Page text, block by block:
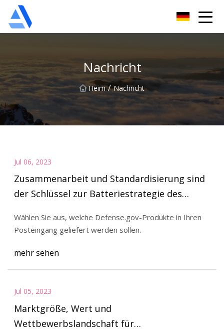
Nachricht
Heim / Nachricht
Jul 06, 2023
Zusammenarbeit und Standardisierung sind
der Schlüssel zur Batteriestrategie des
Energieziele der USA > US-
Verteidigungsministeriums
Wählen Sie aus, welche Defense.gov-Produkte in Ihren
Posteingang geliefert werden sollen.
mehr sehen
Jul 05, 2023
Marktgröße, Wert und
Wettbewerbslandschaft für